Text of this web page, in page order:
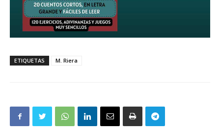
ETIQUETAS M. Riera